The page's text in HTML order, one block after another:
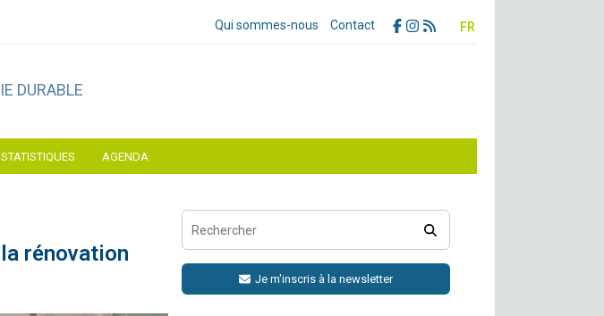
Qui sommes-nous Contact FR
DURABLE
STATISTIQUES AGENDA
rénovation
Je m'inscris à la newsletter